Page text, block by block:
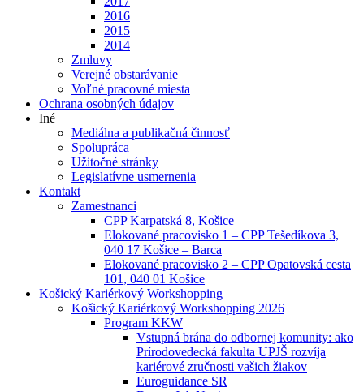
2016
2015
2014
Zmluvy
Verejné obstarávanie
Voľné pracovné miesta
Ochrana osobných údajov
Iné
Mediálna a publikačná činnosť
Spolupráca
Užitočné stránky
Legislatívne usmernenia
Kontakt
Zamestnanci
CPP Karpatská 8, Košice
Elokované pracovisko 1 – CPP Tešedíkova 3,
040 17 Košice – Barca
Elokované pracovisko 2 – CPP Opatovská cesta
101, 040 01 Košice
Košický Kariérkový Workshopping
Košický Kariérkový Workshopping 2026
Program KKW
Vstupná brána do odbornej komunity: ako
Prírodovedecká fakulta UPJŠ rozvíja
kariérové zručnosti vašich žiakov
Euroguidance SR